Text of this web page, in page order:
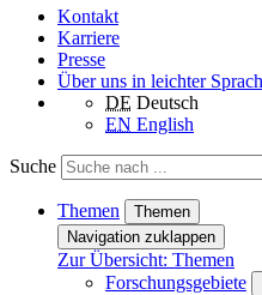
Kontakt
Karriere
Presse
Über uns in leichter
DE Deutsch
EN English
Suche
Themen
Themen
Navigation zuklappen
Zur Übersicht: Themen
Forschungsgebiete